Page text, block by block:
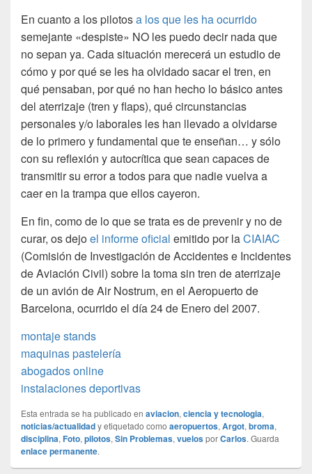
En cuanto a los pilotosa los que les ha ocurrido
semejante «despiste» NO les puedo decir nada que
no sepan ya. Cada situación merecerá un estudio de
cómo y por qué se les ha olvidado sacar el tren, en
qué pensaban, por qué no han hecho lo básico antes
del aterrizaje (tren y flaps), qué circunstancias
personales y/o laborales les han llevado a olvidarse
de lo primero y fundamental que te enseñan… y sólo
con su reflexión y autocrítica que sean capaces de
transmitir su error a todos para que nadie vuelva a
caer en la trampa que ellos cayeron.
En fin, como de lo que se trata es de prevenir y no de
curar, os dejoel informe oficial emitido por laCIAIAC
(Comisión de Investigación de Accidentes e Incidentes
de Aviación Civil) sobre la toma sin tren de aterrizaje
de un avión de Air Nostrum, en el Aeropuerto de
Barcelona, ocurrido el día 24 de Enero del 2007.
montaje stands
maquinas pastelería
abogados online
instalaciones deportivas
Esta entrada se ha publicado en aviacion, ciencia y tecnologia,
noticias/actualidady etiquetado como aeropuertos, Argot, broma,
disciplina, Foto, pilotos, Sin Problemas, vuelosporCarlos. Guarda
enlace permanente.